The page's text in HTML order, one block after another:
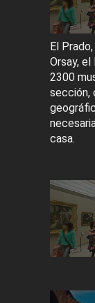
El
Orsay, el
2300
sección,
casa.